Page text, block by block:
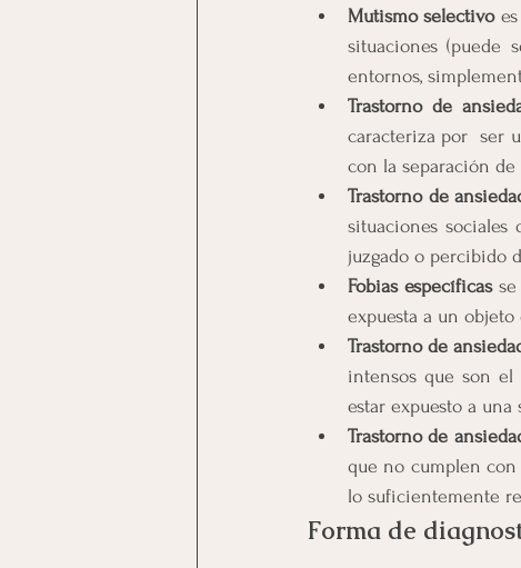
Mutismo selectivo
situaciones (puede
entornos,
Trastorno de
caracteriza por  ser
con la separación
Trastorno de
situaciones
juzgado o percibido
Fobias específicas se
expuesta a un
Trastorno de
intensos que son el
estar expuesto a
Trastorno de
que no cumplen con
lo suficientemente
Forma de